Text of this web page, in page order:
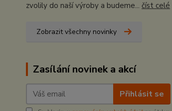
zvolily do naší výroby a budeme... číst celé
Zobrazit všechny novinky
Zasílání novinek a akcí
Přihlásit se